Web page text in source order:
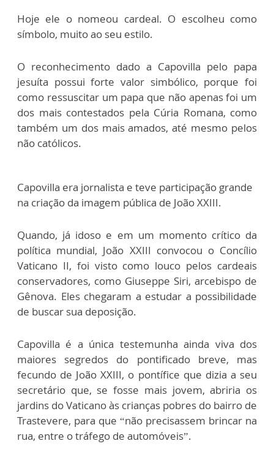
Hoje ele o nomeou cardeal. O escolheu como
símbolo, muito ao seu estilo.
O reconhecimento dado a Capovilla pelo papa
jesuíta possui forte valor simbólico, porque foi
como ressuscitar um papa que não apenas foi um
dos mais contestados pela Cúria Romana, como
também um dos mais amados, até mesmo pelos
não católicos.
Capovilla era jornalista e teve participação grande
na criação da imagem pública de João XXIII.
Quando, já idoso e em um momento crítico da
política mundial, João XXIII convocou o Concílio
Vaticano II, foi visto como louco pelos cardeais
conservadores, como Giuseppe Siri, arcebispo de
Gênova. Eles chegaram a estudar a possibilidade
de buscar sua deposição.
Capovilla é a única testemunha ainda viva dos
maiores segredos do pontificado breve, mas
fecundo de João XXIII, o pontífice que dizia a seu
secretário que, se fosse mais jovem, abriria os
jardins do Vaticano às crianças pobres do bairro de
Trastevere, para que “não precisassem brincar na
rua, entre o tráfego de automóveis”.